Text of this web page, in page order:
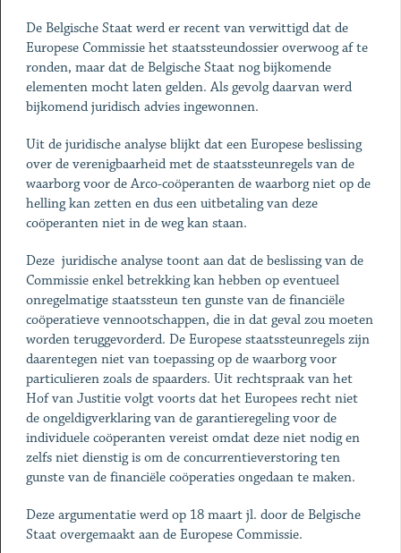
De Belgische Staat werd er recent van verwittigd dat de
Europese Commissie het staatssteundossier overwoog af te
ronden, maar dat de Belgische Staat nog bijkomende
elementen mocht laten gelden. Als gevolg daarvan werd
bijkomend juridisch advies ingewonnen.
Uit de juridische analyse blijkt dat een Europese beslissing
over de verenigbaarheid met de staatssteunregels van de
waarborg voor de Arco-coöperanten de waarborg niet op de
helling kan zetten en dus een uitbetaling van deze
coöperanten niet in de weg kan staan.
Deze juridische analyse toont aan dat de beslissing van de
Commissie enkel betrekking kan hebben op eventueel
onregelmatige staatssteun ten gunste van de financiële
coöperatieve vennootschappen, die in dat geval zou moeten
worden teruggevorderd. De Europese staatssteunregels zijn
daarentegen niet van toepassing op de waarborg voor
particulieren zoals de spaarders. Uit rechtspraak van het
Hof van Justitie volgt voorts dat het Europees recht niet
de ongeldigverklaring van de garantieregeling voor de
individuele coöperanten vereist omdat deze niet nodig en
zelfs niet dienstig is om de concurrentieverstoring ten
gunste van de financiële coöperaties ongedaan te maken.
Deze argumentatie werd op 18 maart jl. door de Belgische
Staat overgemaakt aan de Europese Commissie.